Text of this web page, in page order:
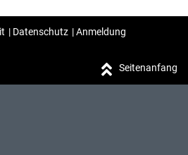
| Datenschutz |Anmeldung
Seitenanfang